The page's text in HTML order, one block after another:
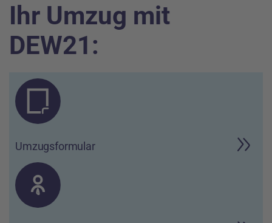
Ihr Umzug mit
DEW21:
Umzugsformular